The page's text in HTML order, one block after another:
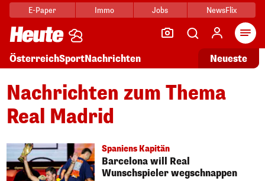
E-Paper Immo Jobs NewsFlix
ÖsterreichSportNachrichten Neueste
Nachrichten zum Thema
Real Madrid
Spaniens Kapitän
Barcelona will Real
Wunschspieler wegschnappen